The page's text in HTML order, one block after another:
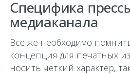
Специфика
медиаканала
Все же необходимо
концепция для печатных
носить четкий характер,